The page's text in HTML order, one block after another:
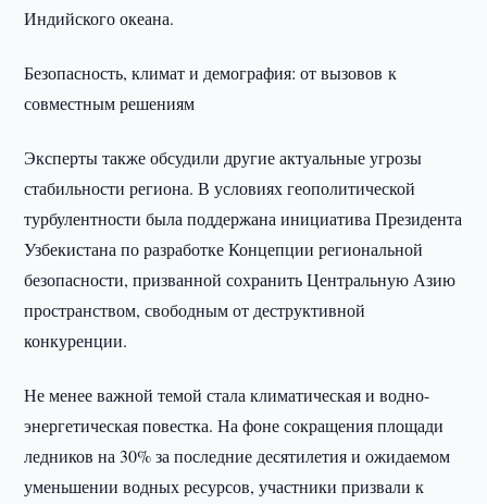
Индийского океана.
Безопасность, климат и демография: от вызовов к
совместным решениям
Эксперты также обсудили другие актуальные угрозы
стабильности региона. В условиях геополитической
турбулентности была поддержана инициатива Президента
Узбекистана по разработке Концепции региональной
безопасности, призванной сохранить Центральную Азию
пространством, свободным от деструктивной
конкуренции.
Не менее важной темой стала климатическая и водно-
энергетическая повестка. На фоне сокращения площади
ледников на 30% за последние десятилетия и ожидаемом
уменьшении водных ресурсов, участники призвали к